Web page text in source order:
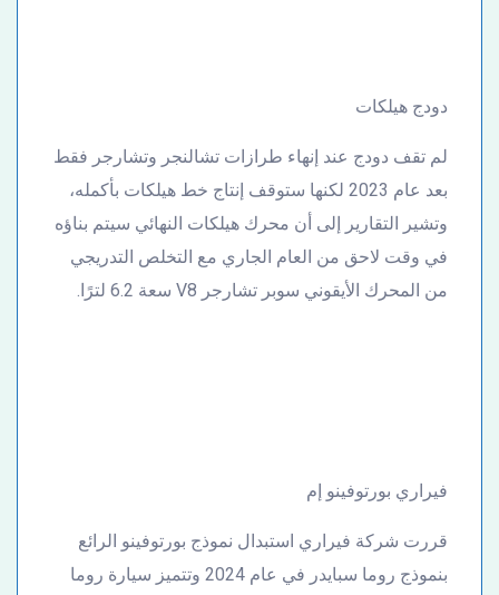
دودج هيلكات
لم تقف دودج عند إنهاء طرازات تشالنجر وتشارجر فقط
بعد عام 2023 لكنها ستوقف إنتاج خط هيلكات بأكمله،
وتشير التقارير إلى أن محرك هيلكات النهائي سيتم بناؤه
في وقت لاحق من العام الجاري مع التخلص التدريجي
من المحرك الأيقوني سوبر تشارجر V8 سعة 6.2 لترًا.
فيراري بورتوفينو إم
قررت شركة فيراري استبدال نموذج بورتوفينو الرائع
بنموذج روما سبايدر في عام 2024 وتتميز سيارة روما